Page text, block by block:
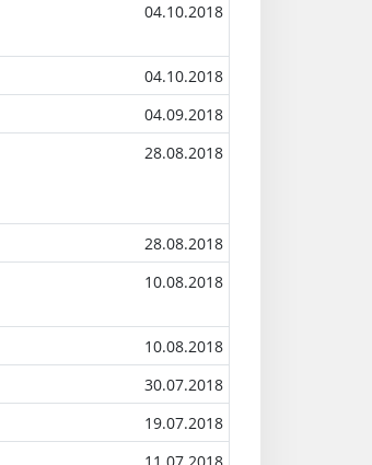
04.10.2018
04.10.2018
04.09.2018
28.08.2018
28.08.2018
10.08.2018
10.08.2018
30.07.2018
19.07.2018